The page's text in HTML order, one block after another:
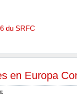
du SRFC
en Europa